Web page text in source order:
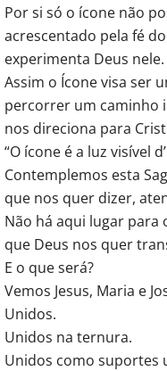
Por si só o ícone não
acrescentado pela fé
experimenta Deus nele.
Assim o Ícone visa ser
percorrer um caminho
nos direciona para
“O ícone é a luz visível
Contemplemos esta
que nos quer dizer,
Não há aqui lugar para
que Deus nos quer
E o que será?
Vemos Jesus, Maria e
Unidos.
Unidos na ternura.
Unidos como suportes